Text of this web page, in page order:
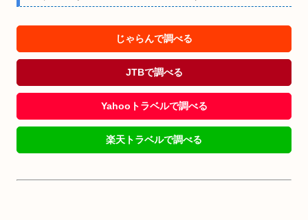
じゃらんで調べる
JTBで調べる
Yahooトラベルで調べる
楽天トラベルで調べる